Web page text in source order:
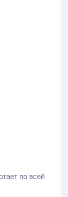
по всей